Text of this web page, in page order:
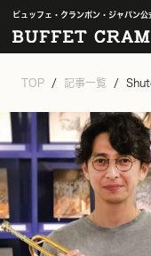
ビュッフェ・クランポン・ジャパン公
TOP 記事一覧